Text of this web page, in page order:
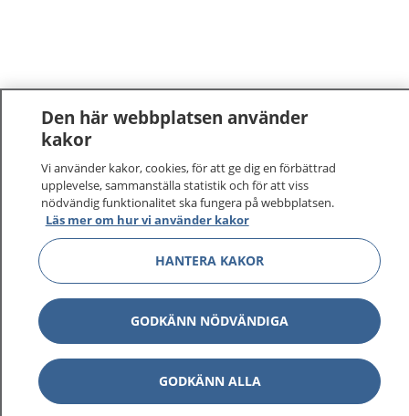
Den här webbplatsen använder
kakor
Vi använder kakor, cookies, för att ge dig en förbättrad
upplevelse, sammanställa statistik och för att viss
nödvändig funktionalitet ska fungera på webbplatsen.
Läs mer om hur vi använder kakor
HANTERA KAKOR
GODKÄNN NÖDVÄNDIGA
GODKÄNN ALLA